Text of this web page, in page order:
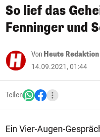
So lief das
Fenninger und
Von Heute Redaktion
14.09.2021, 01:44
Teilen
Ein Vier-Augen-